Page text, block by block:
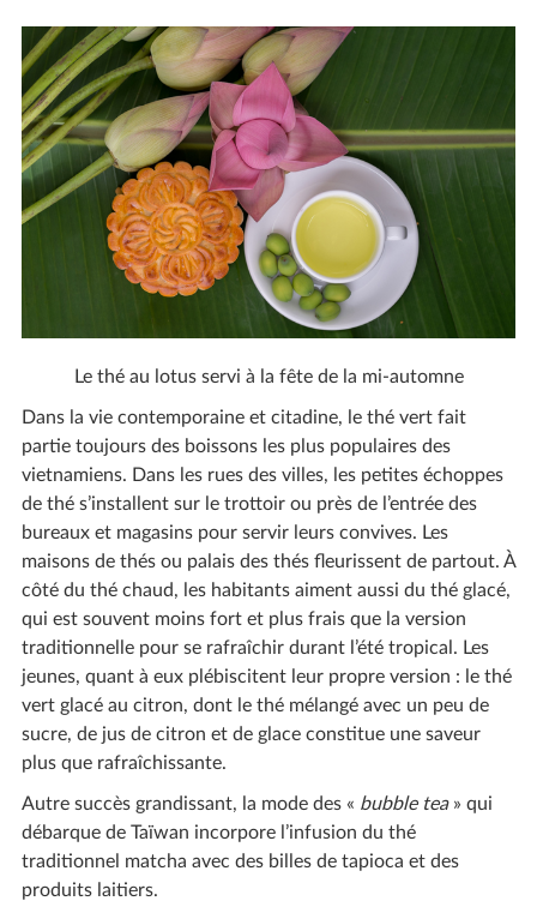
Le thé au lotus servi à la fête de la mi-automne
Dans la vie contemporaine et citadine, le thé vert fait
partie toujours des boissons les plus populaires des
vietnamiens. Dans les rues des villes, les petites échoppes
de thé s’installent sur le trottoir ou près de l’entrée des
bureaux et magasins pour servir leurs convives. Les
maisons de thés ou palais des thés fleurissent de partout. À
côté du thé chaud, les habitants aiment aussi du thé glacé,
qui est souvent moins fort et plus frais que la version
traditionnelle pour se rafraîchir durant l’été tropical. Les
jeunes, quant à eux plébiscitent leur propre version : le thé
vert glacé au citron, dont le thé mélangé avec un peu de
sucre, de jus de citron et de glace constitue une saveur
plus que rafraîchissante.
Autre succès grandissant, la mode des « bubble tea» qui
débarque de Taïwan incorpore l’infusion du thé
traditionnel matcha avec des billes de tapioca et des
produits laitiers.